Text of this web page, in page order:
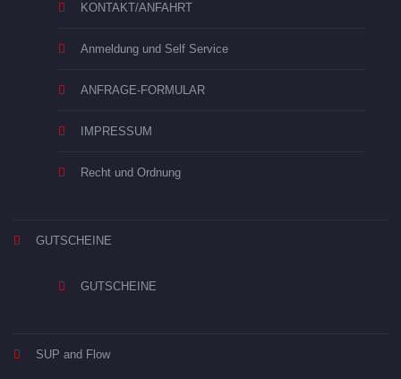
KONTAKT/ANFAHRT
Anmeldung und Self Service
ANFRAGE-FORMULAR
IMPRESSUM
Recht und Ordnung
GUTSCHEINE
GUTSCHEINE
SUP and Flow